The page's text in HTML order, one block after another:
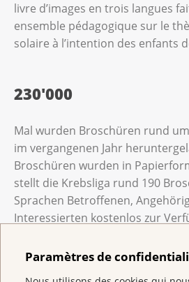
Paramètres de
livre d’images en trois langues
ensemble pédagogique sur le
solaire à l’intention des enfants
230'000
Mal wurden Broschüren rund
im vergangenen Jahr
Broschüren wurden in
stellt die Krebsliga rund 190
Sprachen Betroffenen,
Interessierten kostenlos zur
überprüft, aktualisiert und